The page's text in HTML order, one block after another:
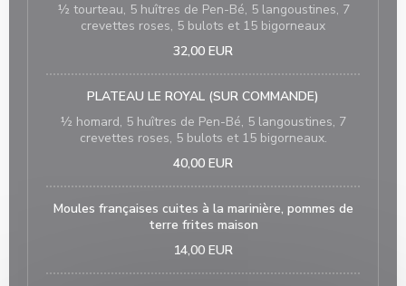
½ tourteau, 5 huîtres de Pen-Bé, 5 langoustines, 7
crevettes roses, 5 bulots et 15 bigorneaux
32,00 EUR
PLATEAU LE ROYAL (SUR COMMANDE)
½ homard, 5 huîtres de Pen-Bé, 5 langoustines, 7
crevettes roses, 5 bulots et 15 bigorneaux.
40,00 EUR
Moules françaises cuites à la marinière, pommes de
terre frites maison
14,00 EUR